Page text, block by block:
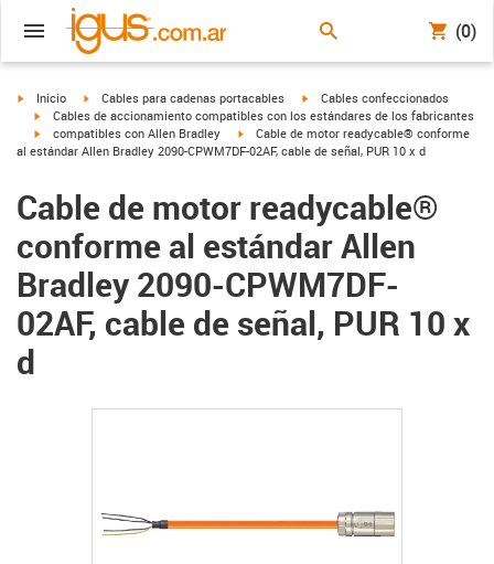
(0)
igus-icon-arrow-right
Inicio igus-icon-arrow-right
Cables para cadenas portacables igus-icon-arrow-right
Cables confeccionados
igus-icon-arrow-right
Cables de accionamiento compatibles con los estándares de los fabricantes
igus-icon-arrow-right
compatibles con Allen Bradley igus-icon-arrow-right
Cable de motor readycable® conforme
al estándar Allen Bradley 2090-CPWM7DF-02AF, cable de señal, PUR 10 x d
Cable de motor readycable®
conforme al estándar Allen
Bradley 2090-CPWM7DF-
02AF, cable de señal, PUR 10 x
d